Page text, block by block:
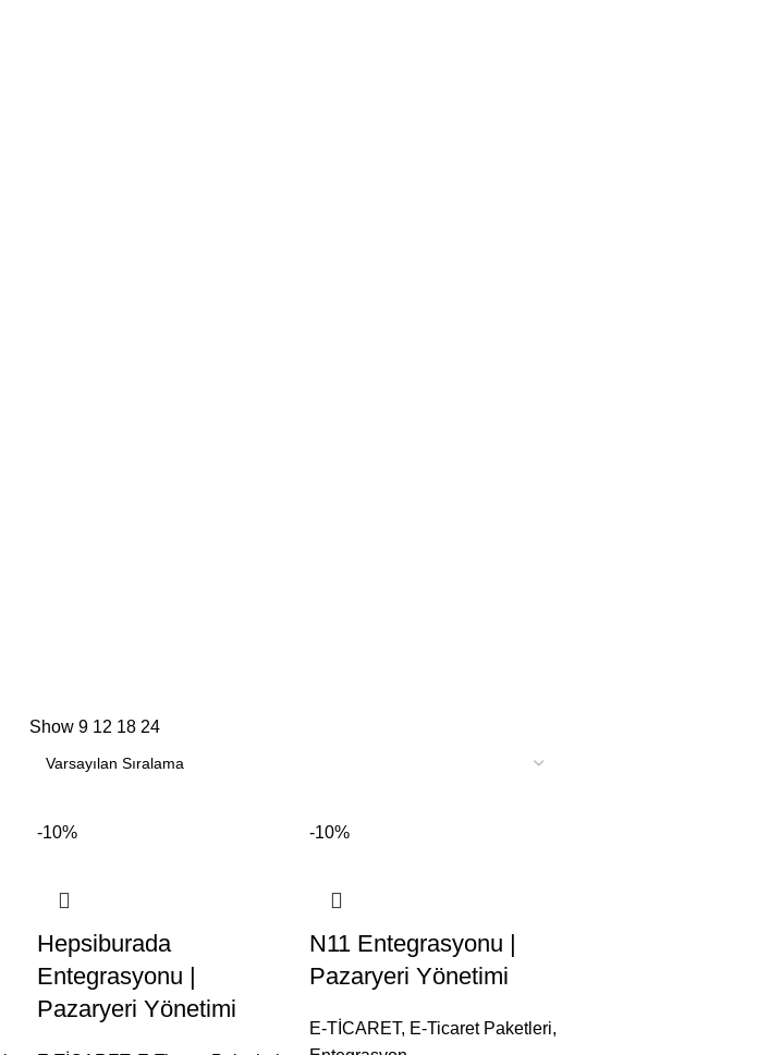
Show9 12 1824
-10%
Hepsiburada
Entegrasyonu |
Pazaryeri Yönetimi
-10%
N11 Entegrasyonu |
Pazaryeri Yönetimi
E-TİCARET, E-Ticaret Paketleri,